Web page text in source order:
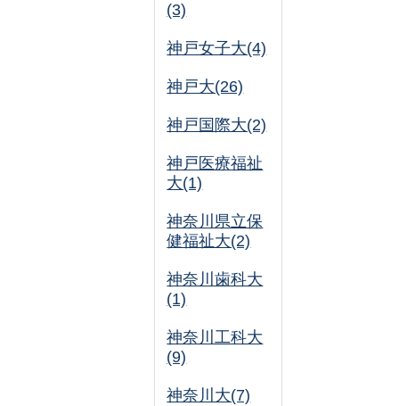
(3)
神戸女子大(4)
神戸大(26)
神戸国際大(2)
神戸医療福祉
大(1)
神奈川県立保
健福祉大(2)
神奈川歯科大
(1)
神奈川工科大
(9)
神奈川大(7)